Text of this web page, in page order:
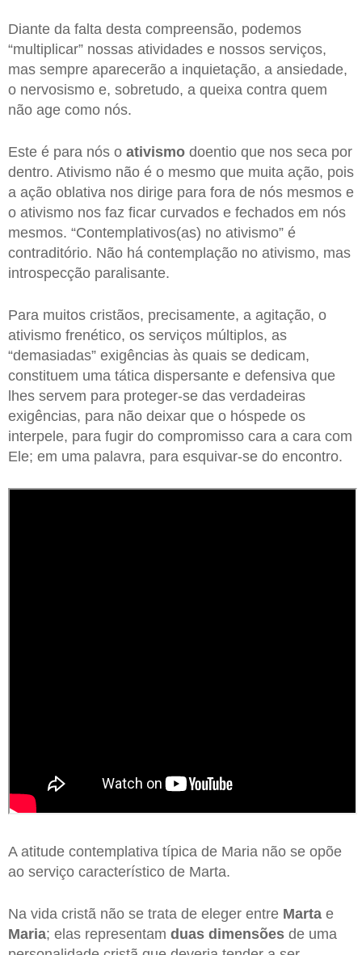
Diante da falta desta compreensão, podemos
“multiplicar” nossas atividades e nossos serviços,
mas sempre aparecerão a inquietação, a ansiedade,
o nervosismo e, sobretudo, a queixa contra quem
não age como nós.
Este é para nós o ativismo doentio que nos seca por
dentro. Ativismo não é o mesmo que muita ação, pois
a ação oblativa nos dirige para fora de nós mesmos e
o ativismo nos faz ficar curvados e fechados em nós
mesmos. “Contemplativos(as) no ativismo” é
contraditório. Não há contemplação no ativismo, mas
introspecção paralisante.
Para muitos cristãos, precisamente, a agitação, o
ativismo frenético, os serviços múltiplos, as
“demasiadas” exigências às quais se dedicam,
constituem uma tática dispersante e defensiva que
lhes servem para proteger-se das verdadeiras
exigências, para não deixar que o hóspede os
interpele, para fugir do compromisso cara a cara com
Ele; em uma palavra, para esquivar-se do encontro.
A atitude contemplativa típica de Maria não se opõe
ao serviço característico de Marta.
Na vida cristã não se trata de eleger entre Marta e
Maria; elas representam duas dimensões de uma